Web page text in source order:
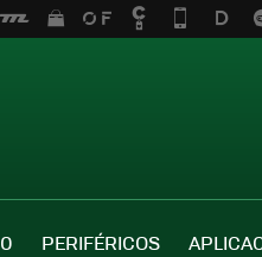
PERIFÉRICOS